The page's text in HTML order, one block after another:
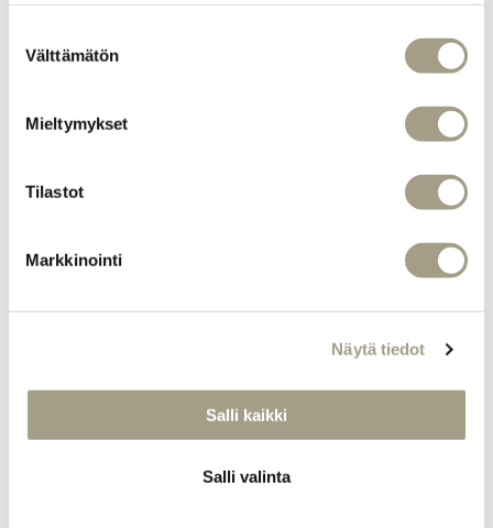
valinta
Välttämätön
Mieltymykset
Tilastot
Markkinointi
Näytä tiedot
Salli kaikki
Salli valinta
Kattilallinen lohikeittoa neljälle 85
Valkoviinissä valkosipulin ja yrttien kanssa
Voissa paistettua ahventa, varhaisperunaa,
vihreää parsaa ja valkoviini-voikastiketta L, G
varhaisperunaa, marinoituja
kirsikkatomaatteja, fetajuustoa ja
chilikastiketta L, G